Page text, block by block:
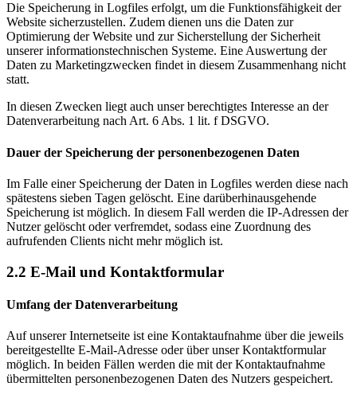
Die Speicherung in Logfiles erfolgt, um die Funktionsfähigkeit der
Website sicherzustellen. Zudem dienen uns die Daten zur
Optimierung der Website und zur Sicherstellung der Sicherheit
unserer informationstechnischen Systeme. Eine Auswertung der
Daten zu Marketingzwecken findet in diesem Zusammenhang nicht
statt.
In diesen Zwecken liegt auch unser berechtigtes Interesse an der
Datenverarbeitung nach Art. 6 Abs. 1 lit. f DSGVO.
Dauer der Speicherung der personenbezogenen Daten
Im Falle einer Speicherung der Daten in Logfiles werden diese nach
spätestens sieben Tagen gelöscht. Eine darüberhinausgehende
Speicherung ist möglich. In diesem Fall werden die IP-Adressen der
Nutzer gelöscht oder verfremdet, sodass eine Zuordnung des
aufrufenden Clients nicht mehr möglich ist.
2.2 E-Mail und Kontaktformular
Umfang der Datenverarbeitung
Auf unserer Internetseite ist eine Kontaktaufnahme über die jeweils
bereitgestellte E-Mail-Adresse oder über unser Kontaktformular
möglich. In beiden Fällen werden die mit der Kontaktaufnahme
übermittelten personenbezogenen Daten des Nutzers gespeichert.